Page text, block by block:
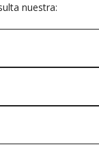
nuestra: